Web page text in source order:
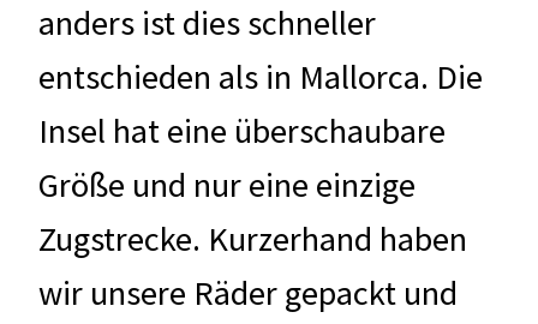
anders ist dies schneller
entschieden als in Mallorca. Die
Insel hat eine überschaubare
Größe und nur eine einzige
Zugstrecke. Kurzerhand haben
wir unsere Räder gepackt und